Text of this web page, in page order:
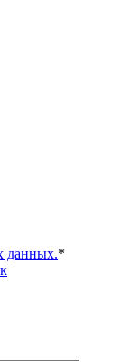
данных.*